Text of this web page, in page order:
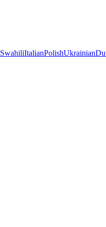
SwahiliItalianPolishUkrainian